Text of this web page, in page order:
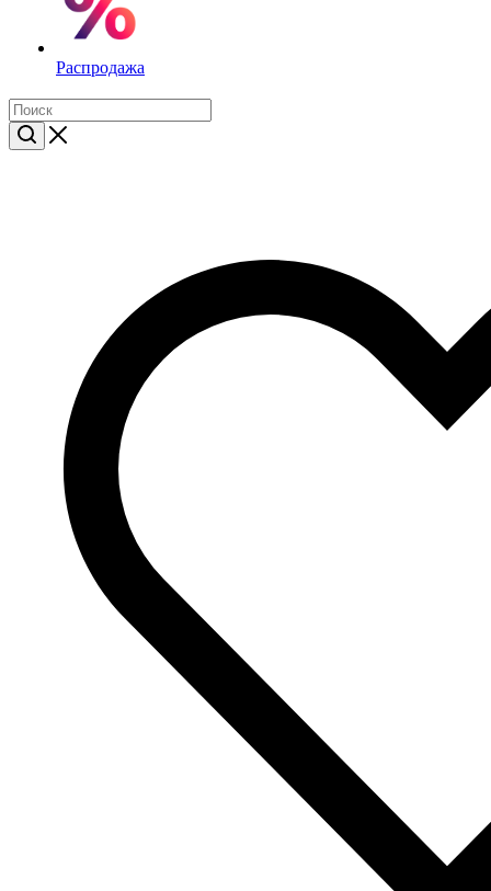
Распродажа